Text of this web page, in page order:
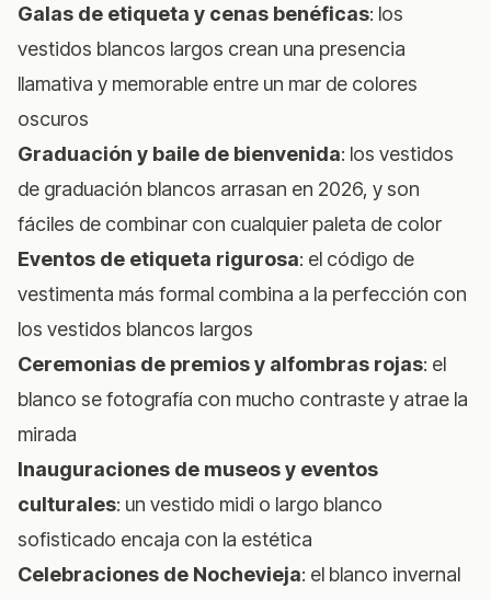
Galas de etiqueta y cenas benéficas: los
vestidos blancos largos crean una presencia
llamativa y memorable entre un mar de colores
oscuros
Graduación y baile de bienvenida: los vestidos
de graduación blancos arrasan en 2026, y son
fáciles de combinar con cualquier paleta de color
Eventos de etiqueta rigurosa: el código de
vestimenta más formal combina a la perfección con
los vestidos blancos largos
Ceremonias de premios y alfombras rojas: el
blanco se fotografía con mucho contraste y atrae la
mirada
Inauguraciones de museos y eventos
culturales: un vestido midi o largo blanco
sofisticado encaja con la estética
Celebraciones de Nochevieja: el blanco invernal